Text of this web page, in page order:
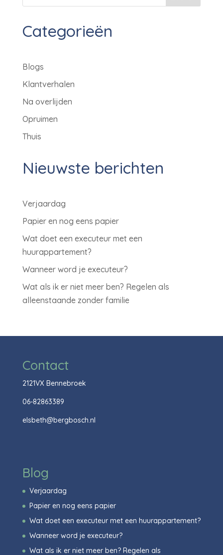
Categorieën
Blogs
Klantverhalen
Na overlijden
Opruimen
Thuis
Nieuwste berichten
Verjaardag
Papier en nog eens papier
Wat doet een executeur met een
huurappartement?
Wanneer word je executeur?
Wat als ik er niet meer ben? Regelen als
alleenstaande zonder familie
Contact
2121VX Bennebroek
06-82863389
elsbeth@bergbosch.nl
Blog
Verjaardag
Papier en nog eens papier
Wat doet een executeur met een huurappartement?
Wanneer word je executeur?
Wat als ik er niet meer ben? Regelen als